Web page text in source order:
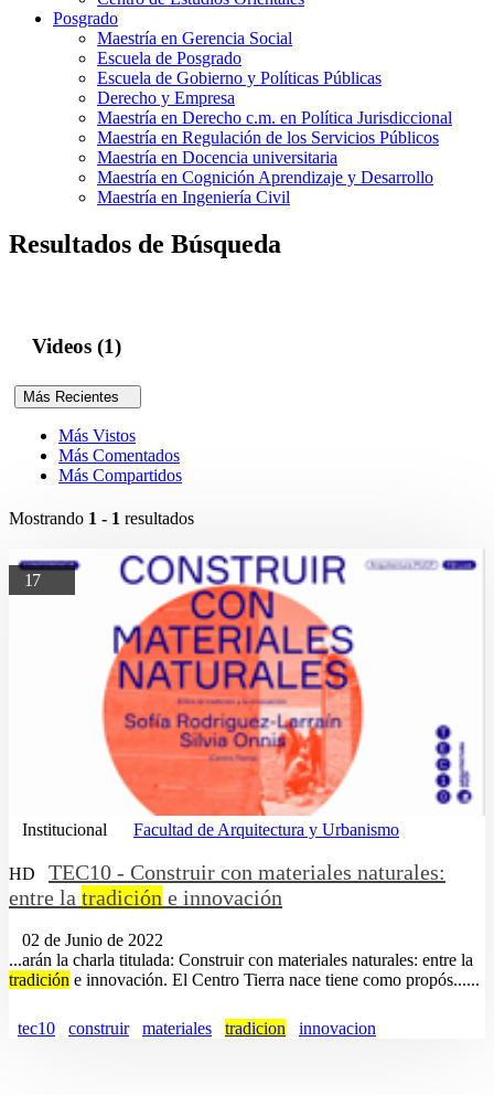
Posgrado
Maestría en Gerencia Social
Escuela de Posgrado
Escuela de Gobierno y Políticas Públicas
Derecho y Empresa
Maestría en Derecho c.m. en Política Jurisdiccional
Maestría en Regulación de los Servicios Públicos
Maestría en Docencia universitaria
Maestría en Cognición Aprendizaje y Desarrollo
Maestría en Ingeniería Civil
Resultados de Búsqueda
Videos (1)
Más Recientes
Más Vistos
Más Comentados
Más Compartidos
Mostrando 1 - 1 resultados
17
Institucional Facultad de Arquitectura y Urbanismo
HD
TEC10 - Construir con materiales naturales:
entre la tradición e innovación
02 de Junio de 2022
...arán la charla titulada: Construir con materiales naturales: entre la
tradición e innovación. El Centro Tierra nace tiene como propós......
tec10 construir materiales tradicion innovacion